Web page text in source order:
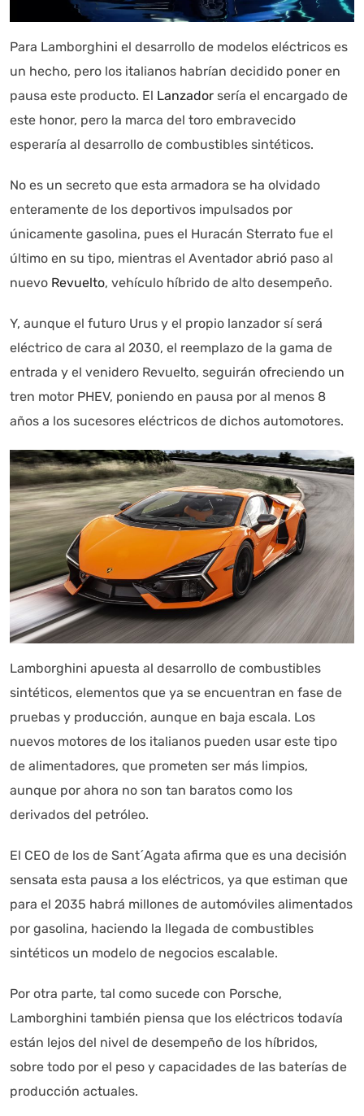
Para Lamborghini el desarrollo de modelos eléctricos es
un hecho, pero los italianos habrían decidido poner en
pausa este producto. El Lanzador sería el encargado de
este honor, pero la marca del toro embravecido
esperaría al desarrollo de combustibles sintéticos.
No es un secreto que esta armadora se ha olvidado
enteramente de los deportivos impulsados por
únicamente gasolina, pues el Huracán Sterrato fue el
último en su tipo, mientras el Aventador abrió paso al
nuevo Revuelto, vehículo híbrido de alto desempeño.
Y, aunque el futuro Urus y el propio lanzador sí será
eléctrico de cara al 2030, el reemplazo de la gama de
entrada y el venidero Revuelto, seguirán ofreciendo un
tren motor PHEV, poniendo en pausa por al menos 8
años a los sucesores eléctricos de dichos automotores.
Lamborghini apuesta al desarrollo de combustibles
sintéticos, elementos que ya se encuentran en fase de
pruebas y producción, aunque en baja escala. Los
nuevos motores de los italianos pueden usar este tipo
de alimentadores, que prometen ser más limpios,
aunque por ahora no son tan baratos como los
derivados del petróleo.
El CEO de los de Sant´Agata afirma que es una decisión
sensata esta pausa a los eléctricos, ya que estiman que
para el 2035 habrá millones de automóviles alimentados
por gasolina, haciendo la llegada de combustibles
sintéticos un modelo de negocios escalable.
Por otra parte, tal como sucede con Porsche,
Lamborghini también piensa que los eléctricos todavía
están lejos del nivel de desempeño de los híbridos,
sobre todo por el peso y capacidades de las baterías de
producción actuales.
Agente Inteligente
Estoy aquí para encontrar lo que necesitas. ¿Qué estás
buscando? "Este asistente con IA (OpenAI) ofrece
información referencial que puede contener errores.
diariamente su exactitud."